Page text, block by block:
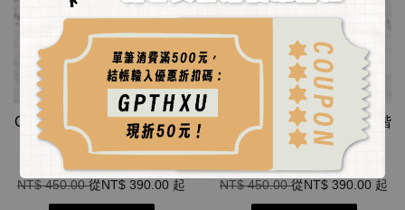
Guitar Player 手工絹印烏克
麗麗和弦圖表棉質掛布
Ukulele Chord Chart
NT$ 450.00從 NT$ 390.00 起
Guitar Player 手工絹印順階
和弦轉調圖表棉質掛布
Major Key Chord Chart
NT$ 450.00從 NT$ 390.00 起